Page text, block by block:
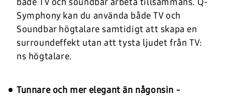
Symphony kan du använda både TV och
Soundbar högtalare samtidigt att skapa en
surroundeffekt utan att tysta ljudet från TV:
ns högtalare.
Tunnare och mer elegant än någonsin -